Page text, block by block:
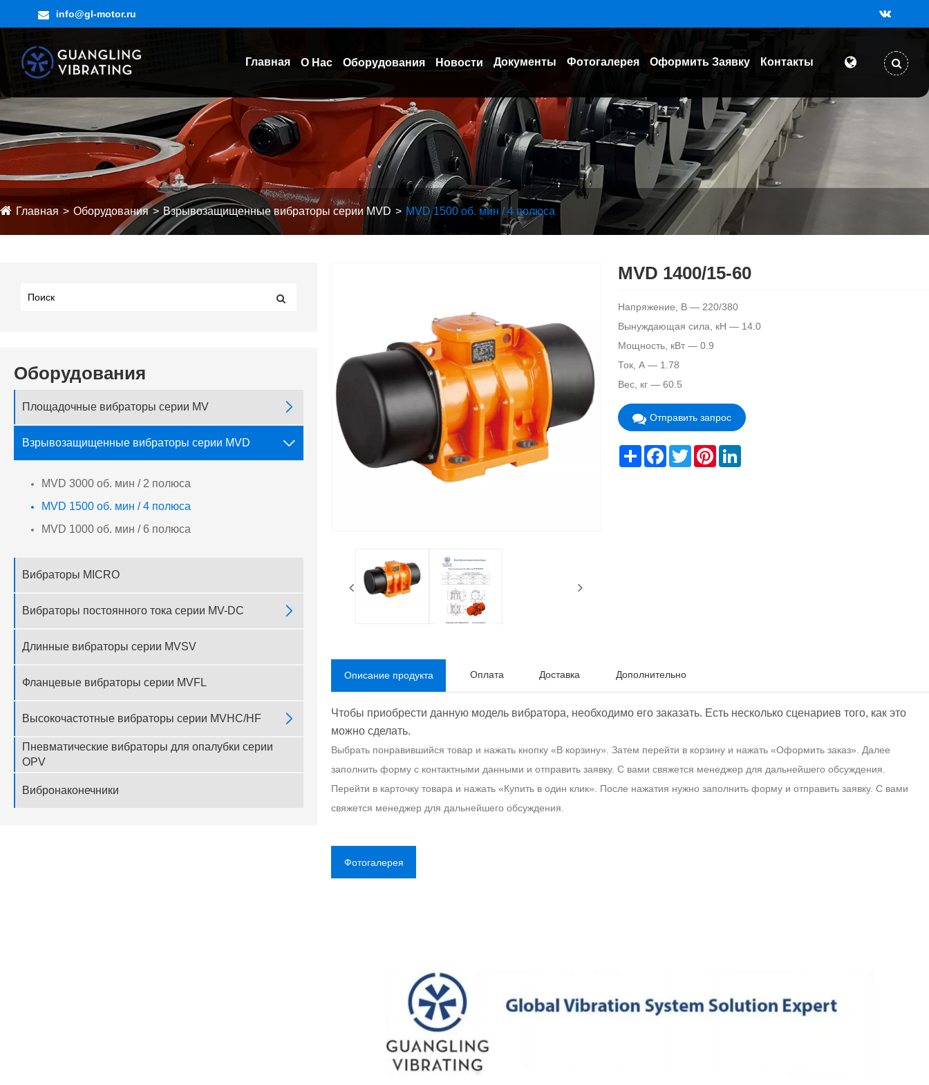
info@gl-motor.ru
Главная О Нас Оборудования Новости Документы Фотогалерея Оформить Заявку Контакты
Главная Оборудования Взрывозащищенные вибраторы серии MVD MVD 1500 об. мин / 4 полюса
Оборудования
Площадочные вибраторы серии MV 
Взрывозащищенные вибраторы серии MVD 
MVD 3000 об. мин / 2 полюса
MVD 1500 об. мин / 4 полюса
MVD 1000 об. мин / 6 полюса
Вибраторы MICRO
Вибраторы постоянного тока серии MV-DC 
Длинные вибраторы серии MVSV
Фланцевые вибраторы серии MVFL
Высокочастотные вибраторы серии MVHC/HF 
Пневматические вибраторы для опалубки серии
OPV
Вибронаконечники
MVD 1400/15-60
Напряжение, В — 220/380
Вынуждающая сила, кН — 14.0
Мощность, кВт — 0.9
Ток, А — 1.78
Вес, кг — 60.5
Отправить запрос
Share Facebook
TwitterPinterest
Описание продукта Оплата Доставка Дополнительно
Чтобы приобрести данную модель вибратора, необходимо его заказать. Есть несколько сценариев того, как это
можно сделать.
Выбрать понравившийся товар и нажать кнопку «В корзину». Затем перейти в корзину и нажать «Оформить заказ». Далее
заполнить форму с контактными данными и отправить заявку. С вами свяжется менеджер для дальнейшего обсуждения.
Перейти в карточку товара и нажать «Купить в один клик». После нажатия нужно заполнить форму и отправить заявку. С вами
свяжется менеджер для дальнейшего обсуждения.
Фотогалерея